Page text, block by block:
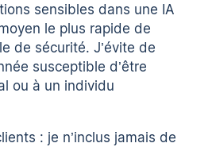
sensibles dans une IA
le plus rapide de
de sécurité. J’évite de
susceptible d’être
ou à un individu
: je n’inclus jamais de